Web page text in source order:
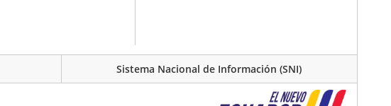
Sistema Nacional de Información (SNI)